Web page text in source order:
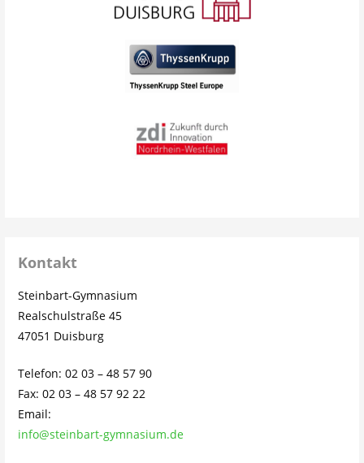
Kontakt
Steinbart-Gymnasium
Realschulstraße 45
47051 Duisburg
Telefon: 02 03 – 48 57 90
Fax: 02 03 – 48 57 92 22
Email:
info@steinbart-gymnasium.de